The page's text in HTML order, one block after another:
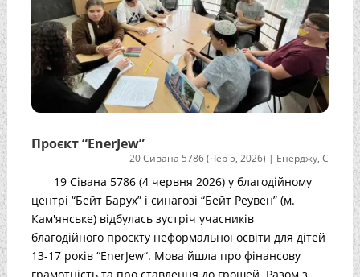
Проєкт “EnerJew”
20 Сивана 5786 (Чер 5, 2026) | Енерджу,С
19 Сівана 5786 (4 червня 2026) у благодійному
центрі “Бейт Барух” і синагозі “Бейт Реувен” (м.
Кам'янське) відбулась зустріч учасників
благодійного проєкту неформальної освіти для дітей
13-17 років “EnerJew“. Мова йшла про фінансову